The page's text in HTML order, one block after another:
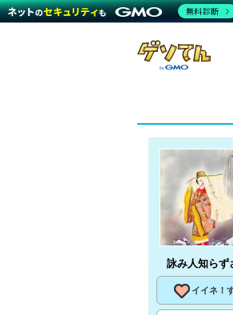
詠み人知らず
イイネ！
無料診断